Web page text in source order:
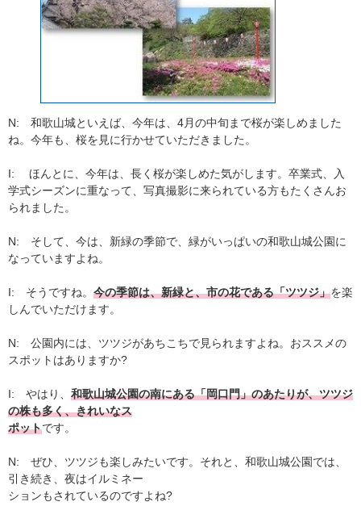
N: 和歌山城といえば、今年は、4月の中旬まで桜が楽しめました
ね。今年も、桜を見に行かせていただきました。
I: ほんとに、今年は、長く桜が楽しめた気がします。卒業式、入
学式シーズンに重なって、写真撮影に来られている方もたくさんお
られました。
N: そして、今は、新緑の季節で、緑がいっぱいの和歌山城公園に
なっていますよね。
I: そうですね。 今の季節は、新緑と、市の花である「ツツジ」を楽
しんでいただけます。
N: 公園内には、ツツジがあちこちで見られますよね。おススメの
スポットはありますか?
I: やはり、 和歌山城公園の南にある「岡口門」のあたりが、ツツジ
の株も多く、きれいなス
ポットです。
N: ぜひ、ツツジも楽しみたいです。それと、和歌山城公園では、
引き続き、夜はイルミネー
ションもされているのですよね?